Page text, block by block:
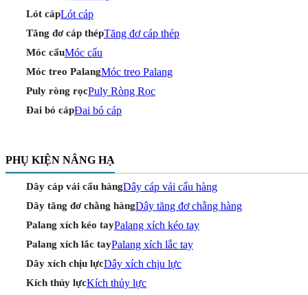
Lót cápLót cáp
Tăng đơ cáp thépTăng đơ cáp thép
Móc cẩuMóc cẩu
Móc treo PalangMóc treo Palang
Puly ròng rọcPuly Ròng Rọc
Đai bó cápĐai bó cáp
PHỤ KIỆN NÂNG HẠ
Dây cáp vải cẩu hàngDây cáp vải cẩu hàng
Dây tăng đơ chằng hàngDây tăng đơ chằng hàng
Palang xích kéo tayPalang xích kéo tay
Palang xích lắc tayPalang xích lắc tay
Dây xích chịu lựcDây xích chịu lực
Kích thủy lựcKích thủy lực